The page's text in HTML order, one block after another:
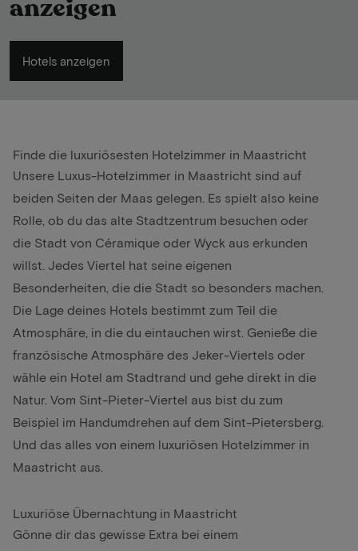
anzeigen
Hotels anzeigen
Finde die luxuriösesten Hotelzimmer in Maastricht
Unsere Luxus-Hotelzimmer in Maastricht sind auf
beiden Seiten der Maas gelegen. Es spielt also keine
Rolle, ob du das alte Stadtzentrum besuchen oder
die Stadt von Céramique oder Wyck aus erkunden
willst. Jedes Viertel hat seine eigenen
Besonderheiten, die die Stadt so besonders machen.
Die Lage deines Hotels bestimmt zum Teil die
Atmosphäre, in die du eintauchen wirst. Genieße die
französische Atmosphäre des Jeker-Viertels oder
wähle ein Hotel am Stadtrand und gehe direkt in die
Natur. Vom Sint-Pieter-Viertel aus bist du zum
Beispiel im Handumdrehen auf dem Sint-Pietersberg.
Und das alles von einem luxuriösen Hotelzimmer in
Maastricht aus.
Luxuriöse Übernachtung in Maastricht
Gönne dir das gewisse Extra bei einem